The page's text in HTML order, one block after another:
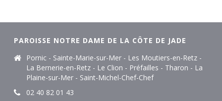
PAROISSE NOTRE DAME DE LA CÔTE DE JADE
Pornic - Sainte-Marie-sur-Mer - Les Moutiers-en-Retz -
La Bernerie-en-Retz - Le Clion - Préfailles - Tharon - La
Plaine-sur-Mer - Saint-Michel-Chef-Chef
02 40 82 01 43